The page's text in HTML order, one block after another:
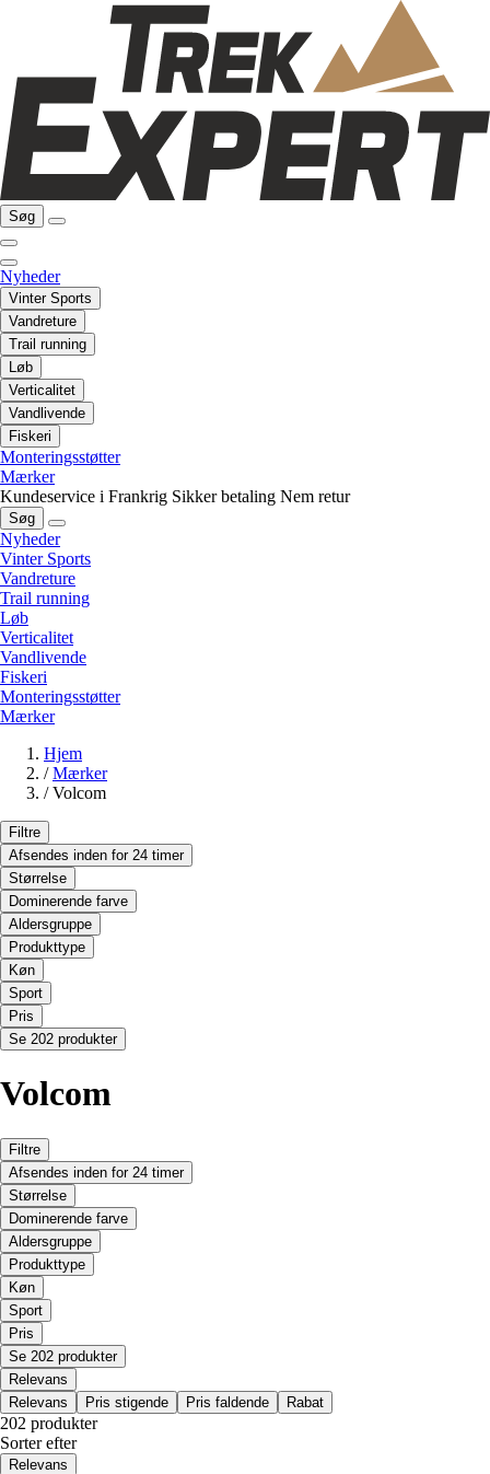
Søg
Nyheder
Vinter Sports
Vandreture
Trail running
Løb
Verticalitet
Vandlivende
Fiskeri
Monteringsstøtter
Mærker
Kundeservice i Frankrig Sikker betaling Nem retur
Søg
Nyheder
Vinter Sports
Vandreture
Trail running
Løb
Verticalitet
Vandlivende
Fiskeri
Monteringsstøtter
Mærker
Hjem
/ Mærker
/ Volcom
Filtre
Afsendes inden for 24 timer
Størrelse
Dominerende farve
Aldersgruppe
Produkttype
Køn
Sport
Pris
Se 202 produkter
Volcom
Filtre
Afsendes inden for 24 timer
Størrelse
Dominerende farve
Aldersgruppe
Produkttype
Køn
Sport
Pris
Se 202 produkter
Relevans
Relevans
Pris stigende Pris faldende Rabat
202 produkter
Sorter efter
Relevans